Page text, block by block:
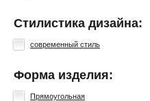
Стилистика дизайна:
современный стиль
Форма изделия:
Прямоугольная